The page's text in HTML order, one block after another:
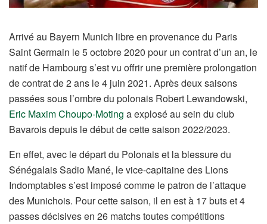
Arrivé au Bayern Munich libre en provenance du Paris
Saint Germain le 5 octobre 2020 pour un contrat d’un an, le
natif de Hambourg s’est vu offrir une première prolongation
de contrat de 2 ans le 4 juin 2021. Après deux saisons
passées sous l’ombre du polonais Robert Lewandowski,
Eric Maxim Choupo-Moting a explosé au sein du club
Bavarois depuis le début de cette saison 2022/2023.
En effet, avec le départ du Polonais et la blessure du
Sénégalais Sadio Mané, le vice-capitaine des Lions
Indomptables s’est imposé comme le patron de l’attaque
des Munichois. Pour cette saison, il en est à 17 buts et 4
passes décisives en 26 matchs toutes compétitions